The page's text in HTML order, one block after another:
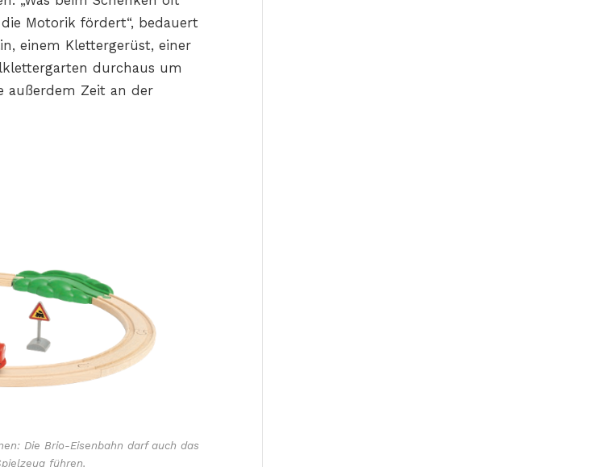
Motorik fördert“, bedauert
einem Klettergerüst, einer
durchaus um
außerdem Zeit an der
Die Brio-Eisenbahn darf auch das
führen.